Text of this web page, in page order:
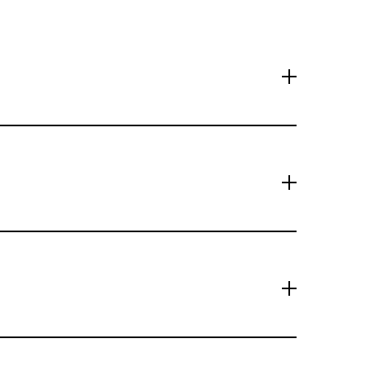
та Севастополі
міських рад об'єднаних